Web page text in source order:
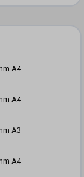
A4
A4
A3
A4